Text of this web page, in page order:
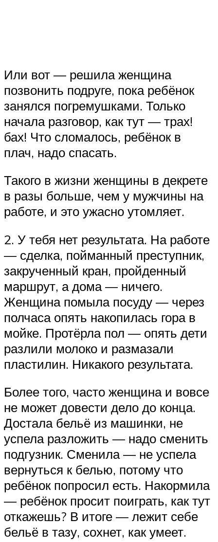
Или вот — решила женщина
позвонить подруге, пока ребёнок
занялся погремушками. Только
начала разговор, как тут — трах!
бах! Что сломалось, ребёнок в
плач, надо спасать.
Такого в жизни женщины в декрете
в разы больше, чем у мужчины на
работе, и это ужасно утомляет.
2. У тебя нет результата. На работе
— сделка, пойманный преступник,
закрученный кран, пройденный
маршрут, а дома — ничего.
Женщина помыла посуду — через
полчаса опять накопилась гора в
мойке. Протёрла пол — опять дети
разлили молоко и размазали
пластилин. Никакого результата.
Более того, часто женщина и вовсе
не может довести дело до конца.
Достала бельё из машинки, не
успела разложить — надо сменить
подгузник. Сменила — не успела
вернуться к белью, потому что
ребёнок попросил есть. Накормила
— ребёнок просит поиграть, как тут
откажешь? В итоге — лежит себе
бельё в тазу, сохнет, как умеет.